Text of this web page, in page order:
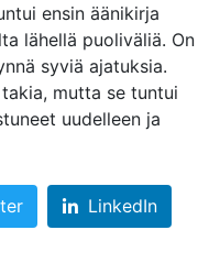
ensin äänikirja
lähellä puoliväliä. On
syviä ajatuksia.
mutta se tuntui
uudelleen ja
LinkedIn